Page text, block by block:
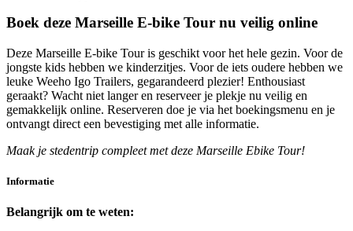
Boek deze Marseille E-bike Tour nu veilig online
Deze Marseille E-bike Tour is geschikt voor het hele gezin. Voor de
jongste kids hebben we kinderzitjes. Voor de iets oudere hebben we
leuke Weeho Igo Trailers, gegarandeerd plezier! Enthousiast
geraakt? Wacht niet langer en reserveer je plekje nu veilig en
gemakkelijk online. Reserveren doe je via het boekingsmenu en je
ontvangt direct een bevestiging met alle informatie.
Maak je stedentrip compleet met deze Marseille Ebike Tour!
Informatie
Belangrijk om te weten: